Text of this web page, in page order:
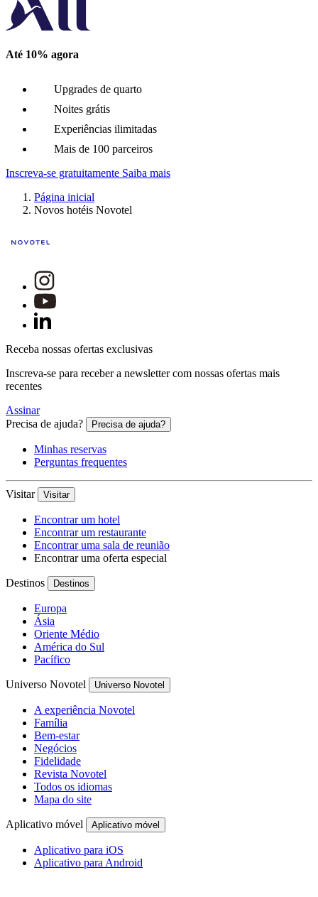
O Novotel Nara é um hotel de 4 estrelas bem localizado perto
Rouen, França
O Novotel Rouen Centre Cathédrale, localizado nas margens
Kinshasa, Rep. Dem. do Congo
Novotel Kinshasa la Gombe é o novo hotel imperdível.
Novotel Xi'an Aden
Xian, China
O Novotel Xi'an Aden dispõe de 229 quartos e suites,
Até 10% agora
Upgrades de quarto
Noites grátis
Experiências ilimitadas
Mais de 100 parceiros
Inscreva-se gratuitamente Saiba mais
Página inicial
Novos hotéis Novotel
Receba nossas ofertas exclusivas
Inscreva-se para receber a newsletter com nossas ofertas mais
recentes
Assinar
Precisa de ajuda?
Precisa de ajuda?
Minhas reservas
Perguntas frequentes
Visitar Visitar
Encontrar um hotel
Encontrar um restaurante
Encontrar uma sala de reunião
Encontrar uma oferta especial
Destinos Destinos
Europa
Ásia
Oriente Médio
América do Sul
Pacífico
Universo Novotel Universo Novotel
A experiência Novotel
Família
Bem-estar
Negócios
Fidelidade
Revista Novotel
Todos os idiomas
Mapa do site
Aplicativo móvel Aplicativo móvel
Aplicativo para iOS
Aplicativo para Android